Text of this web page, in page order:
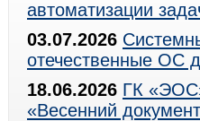
автоматизации
03.07.2026
отечественные ОС
18.06.2026 ГК
«Весенний